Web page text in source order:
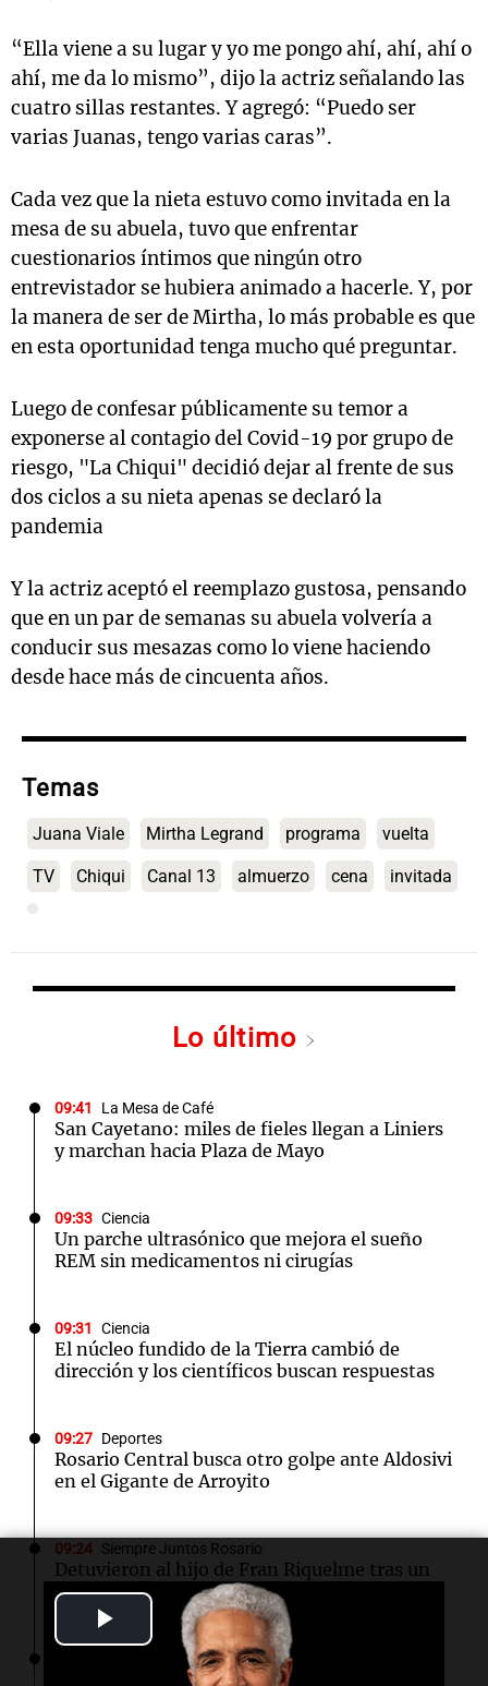
Play
Video
“Ella viene a su lugar y yo me pongo ahí, ahí, ahí o
ahí, me da lo mismo”, dijo la actriz señalando las
cuatro sillas restantes. Y agregó: “Puedo ser
varias Juanas, tengo varias caras”.
Cada vez que la nieta estuvo como invitada en la
mesa de su abuela, tuvo que enfrentar
cuestionarios íntimos que ningún otro
entrevistador se hubiera animado a hacerle. Y, por
la manera de ser de Mirtha, lo más probable es que
en esta oportunidad tenga mucho qué preguntar.
Luego de confesar públicamente su temor a
exponerse al contagio del Covid-19 por grupo de
riesgo, "La Chiqui" decidió dejar al frente de sus
dos ciclos a su nieta apenas se declaró la
pandemia
Y la actriz aceptó el reemplazo gustosa, pensando
que en un par de semanas su abuela volvería a
conducir sus mesazas como lo viene haciendo
desde hace más de cincuenta años.
Temas
Juana Viale Mirtha Legrand programa vuelta
TV Chiqui Canal 13 almuerzo cena invitada
Lo último
09:41 La Mesa de Café
San Cayetano: miles de fieles llegan a Liniers
y marchan hacia Plaza de Mayo
09:33 Ciencia
Un parche ultrasónico que mejora el sueño
REM sin medicamentos ni cirugías
09:31 Ciencia
El núcleo fundido de la Tierra cambió de
dirección y los científicos buscan respuestas
09:27 Deportes
Rosario Central busca otro golpe ante Aldosivi
en el Gigante de Arroyito
09:24 Siempre Juntos Rosario
Detuvieron al hijo de Fran Riquelme tras un
operativo con 10 allanamientos en Rosario
Radioinforme 3
Ciudadanía italiana: un fallo abrió una vía de